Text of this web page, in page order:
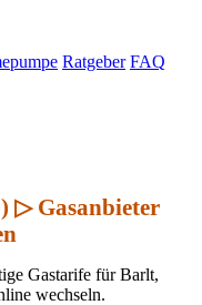
Ratgeber FAQ
▷ Gasanbieter
Gastarife für Barlt,
wechseln.